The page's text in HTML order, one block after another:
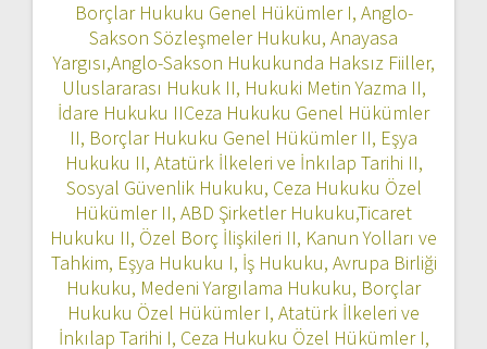
Borçlar Hukuku Genel Hükümler I, Anglo-
Sakson Sözleşmeler Hukuku, Anayasa
Yargısı,Anglo-Sakson Hukukunda Haksız Fiiller,
Uluslararası Hukuk II, Hukuki Metin Yazma II,
İdare Hukuku IICeza Hukuku Genel Hükümler
II, Borçlar Hukuku Genel Hükümler II, Eşya
Hukuku II, Atatürk İlkeleri ve İnkılap Tarihi II,
Sosyal Güvenlik Hukuku, Ceza Hukuku Özel
Hükümler II, ABD Şirketler Hukuku,Ticaret
Hukuku II, Özel Borç İlişkileri II, Kanun Yolları ve
Tahkim, Eşya Hukuku I, İş Hukuku, Avrupa Birliği
Hukuku, Medeni Yargılama Hukuku, Borçlar
Hukuku Özel Hükümler I, Atatürk İlkeleri ve
İnkılap Tarihi I, Ceza Hukuku Özel Hükümler I,